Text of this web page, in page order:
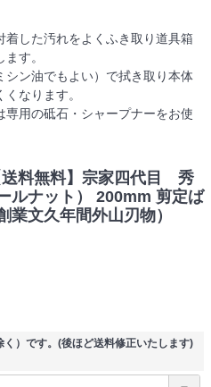
着した汚れをよくふき取り道具箱
す。
ン油でもよい）で拭き取り本体
なります。
用の砥石・シャープナーをお使
送料無料】宗家四代目 秀
ナット） 200mm 剪定ば
文久年間外山刃物）
く）です。(後ほど送料修正いたします)